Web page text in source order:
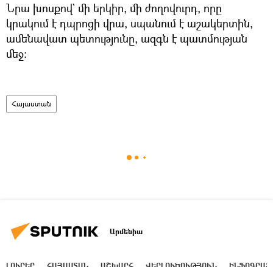
Նրա խոսքով` մի երկիր, մի ժողովուրդ, որը
կրակում է դպրոցի վրա, սպանում է աշակերտին,
ամենավատ պետությունը, ազգն է պատմության
մեջ:
Հայաստան
Արմենիա